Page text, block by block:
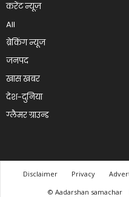
करेंट न्यूज़
All
ब्रेकिंग न्यूज
जनपद
खास खबर
देश-दुनिया
ग्लैमर ग्राउन्ड
Disclaimer Privacy
© Aadarshan samachar